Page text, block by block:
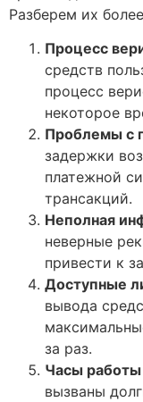
Разберем их
Процесс
средств
процесс
некоторое
Проблемы с
задержки
платежной
трансакций.
Неполная
неверные
привести к
Доступные
вывода
за раз.
Часы
вызваны